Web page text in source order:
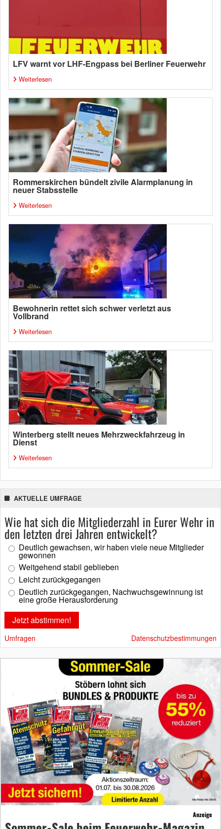
LFV warnt vor LHF-Engpass bei Berliner Feuerwehr
Weiterlesen
Rommerskirchen bündelt zivile Alarmplanung in
neuer Stabsstelle
Weiterlesen
Bewohnerin rettet sich schwer verletzt aus
Vollbrand
Weiterlesen
Winterberg stellt neues Mehrzweckfahrzeug in
Dienst
Weiterlesen
AKTUELLE UMFRAGE
Wie hat sich die Mitgliederzahl in Eurer Wehr in
den letzten drei Jahren entwickelt?
Deutlich gewachsen, wir haben viele neue Mitglieder
gewonnen
Weitgehend stabil geblieben
Leicht zurückgegangen
Deutlich zurückgegangen, Nachwuchsgewinnung ist
eine große Herausforderung
Umfragen Datenschutzbestimmungen
Anzeige